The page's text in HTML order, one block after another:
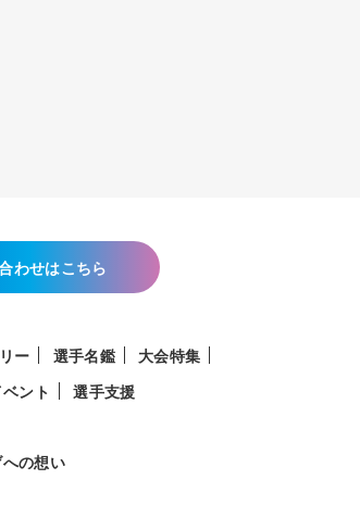
わせはこちら
ー 選手名鑑
大会特集
ベント 選手支援
の想い